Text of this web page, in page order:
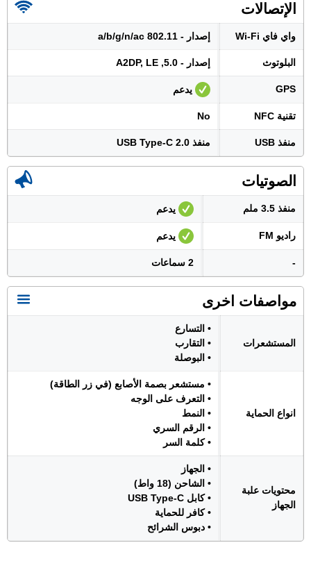
الإتصالات
واي فاي Wi-Fi إصدار - 802.11 a/b/g/n/ac
البلوتوث إصدار - 5.0, A2DP, LE
GPS يدعم
تقنية NFC No
منفذ USB منفذ USB Type-C 2.0
الصوتيات
منفذ 3.5 ملم يدعم
راديو FM يدعم
- 2 سماعات
مواصفات اخرى
المستشعرات
• التسارع
• التقارب
• البوصلة
انواع الحماية
• مستشعر بصمة الأصابع (في زر الطاقة)
• التعرف على الوجه
• النمط
• الرقم السري
• كلمة السر
محتويات علبة
الجهاز
• الجهاز
• الشاحن (18 واط)
• كابل USB Type-C
• كافر للحماية
• دبوس الشرائح